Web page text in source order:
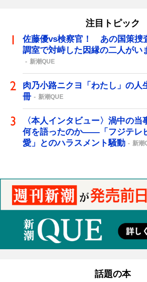
注目トピック
佐藤優vs検察官！ あの国策捜
調室で対峙した因縁の二人がい
新潮QUE
肉乃小路ニクヨ「わたし」の人
冊
新潮QUE
〈本人インタビュー〉渦中の
何を語ったのか――「フジテレ
愛」とのハラスメント騒動
新潮
話題の本